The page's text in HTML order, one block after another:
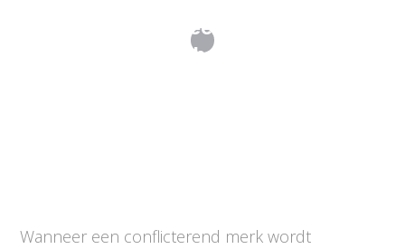
Oppositie tegen een merk: wanneer
en hoe?
Wanneer een conflicterend merk wordt